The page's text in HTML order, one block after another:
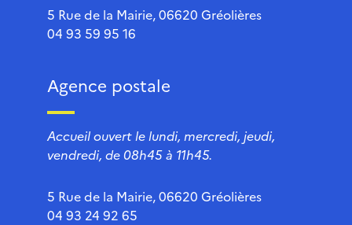
5 Rue de la Mairie, 06620 Gréolières
04 93 59 95 16
Agence postale
Accueil ouvert le lundi, mercredi, jeudi,
vendredi, de 08h45 à 11h45.
5 Rue de la Mairie, 06620 Gréolières
04 93 24 92 65